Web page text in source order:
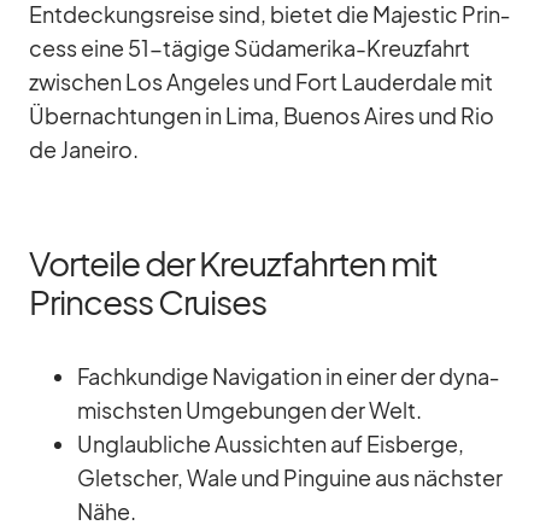
Ent­de­ckungs­reise sind, bie­tet die Ma­je­s­tic Prin­
cess eine 51-tä­gige Süd­ame­rika-Kreuz­fahrt
zwi­schen Los An­ge­les und Fort Lau­derd­ale mit
Über­nach­tun­gen in Lima, Bue­nos Ai­res und Rio
de Ja­neiro.
Vorteile der Kreuzfahrten mit
Princess Cruises
Fach­kun­dige Na­vi­ga­tion in ei­ner der dy­na­
mischs­ten Um­ge­bun­gen der Welt.
Un­glaub­li­che Aus­sich­ten auf Eis­berge,
Glet­scher, Wale und Pin­guine aus nächs­ter
Nähe.